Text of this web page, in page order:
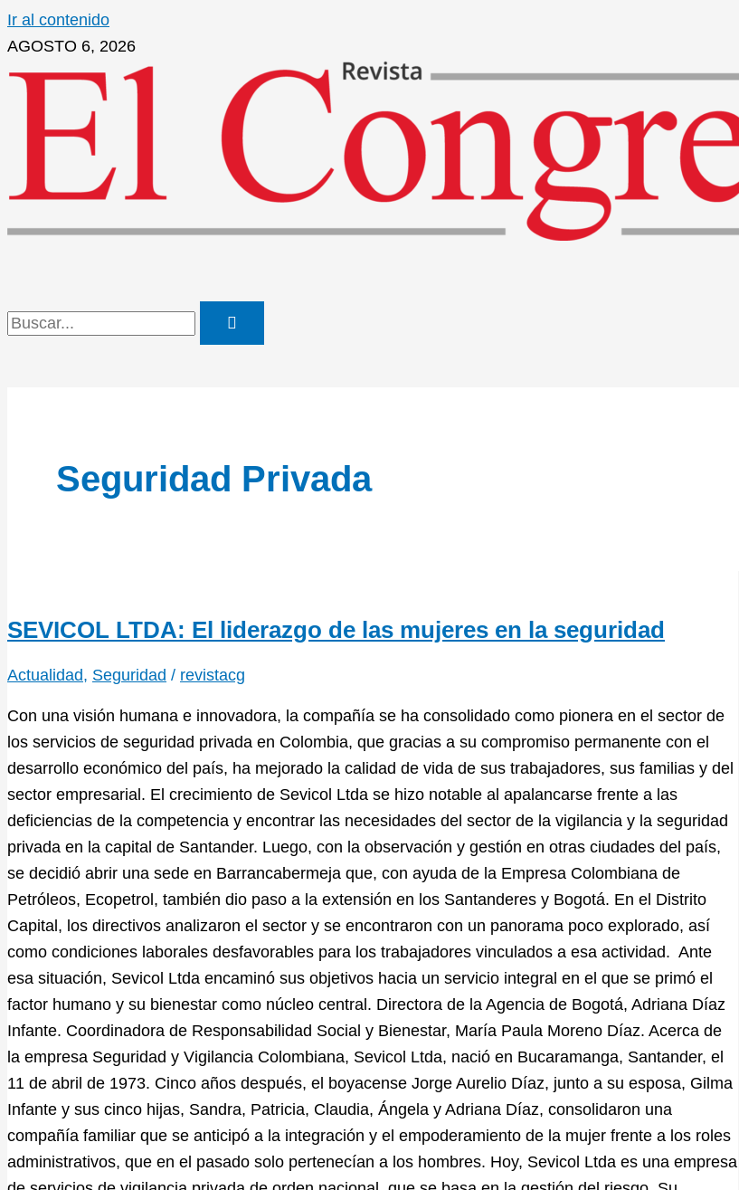
Ir al contenido
AGOSTO 6, 2026
Seguridad Privada
SEVICOL LTDA: El liderazgo de las mujeres en la seguridad
Actualidad, Seguridad / revistacg
Con una visión humana e innovadora, la compañía se ha consolidado como pionera en el sector de
los servicios de seguridad privada en Colombia, que gracias a su compromiso permanente con el
desarrollo económico del país, ha mejorado la calidad de vida de sus trabajadores, sus familias y del
sector empresarial. El crecimiento de Sevicol Ltda se hizo notable al apalancarse frente a las
deficiencias de la competencia y encontrar las necesidades del sector de la vigilancia y la seguridad
privada en la capital de Santander. Luego, con la observación y gestión en otras ciudades del país,
se decidió abrir una sede en Barrancabermeja que, con ayuda de la Empresa Colombiana de
Petróleos, Ecopetrol, también dio paso a la extensión en los Santanderes y Bogotá. En el Distrito
Capital, los directivos analizaron el sector y se encontraron con un panorama poco explorado, así
como condiciones laborales desfavorables para los trabajadores vinculados a esa actividad. Ante
esa situación, Sevicol Ltda encaminó sus objetivos hacia un servicio integral en el que se primó el
factor humano y su bienestar como núcleo central. Directora de la Agencia de Bogotá, Adriana Díaz
Infante. Coordinadora de Responsabilidad Social y Bienestar, María Paula Moreno Díaz. Acerca de
la empresa Seguridad y Vigilancia Colombiana, Sevicol Ltda, nació en Bucaramanga, Santander, el
11 de abril de 1973. Cinco años después, el boyacense Jorge Aurelio Díaz, junto a su esposa, Gilma
Infante y sus cinco hijas, Sandra, Patricia, Claudia, Ángela y Adriana Díaz, consolidaron una
compañía familiar que se anticipó a la integración y el empoderamiento de la mujer frente a los roles
administrativos, que en el pasado solo pertenecían a los hombres. Hoy, Sevicol Ltda es una empresa